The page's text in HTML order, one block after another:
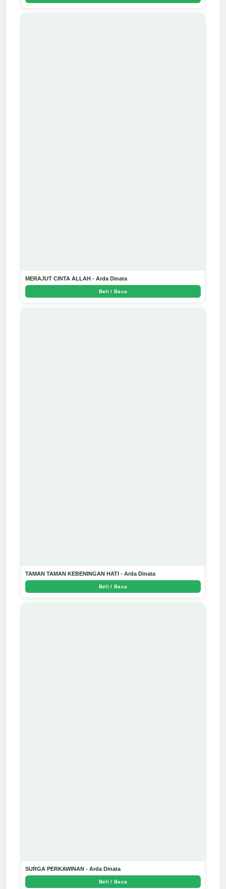
MERAJUT CINTA ALLAH - Arda Dinata
Beli / Baca
TAMAN TAMAN KEBENINGAN HATI - Arda Dinata
Beli / Baca
SURGA PERKAWINAN - Arda Dinata
Beli / Baca